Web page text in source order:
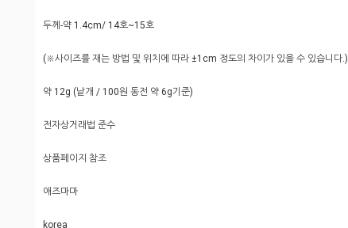
두께-약 1.4cm/ 14호~15호
(※사이즈를 재는 방법 및 위치에 따라 ±1cm 정도의 차이가 있을 수 있습니다.)
약 12g (낱개 / 100원 동전 약 6g기준)
전자상거래법 준수
상품페이지 참조
애즈마마
korea